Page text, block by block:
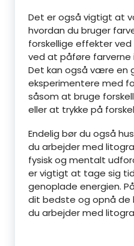
Det er også vigtigt at
hvordan du bruger
forskellige effekter
ved at påføre farverne
Det kan også være en
eksperimentere med
såsom at bruge
eller at trykke på
Endelig bør du også
du arbejder med
fysisk og mentalt
er vigtigt at tage sig
genoplade energien.
dit bedste og opnå de
du arbejder med